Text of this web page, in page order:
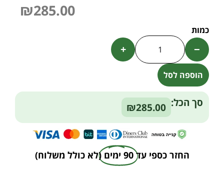
₪285.00
−
+
הוספה לסל
Alternative:
סך הכל: ₪285.00
החזר כספי עד 90 ימים (לא כולל משלוח)